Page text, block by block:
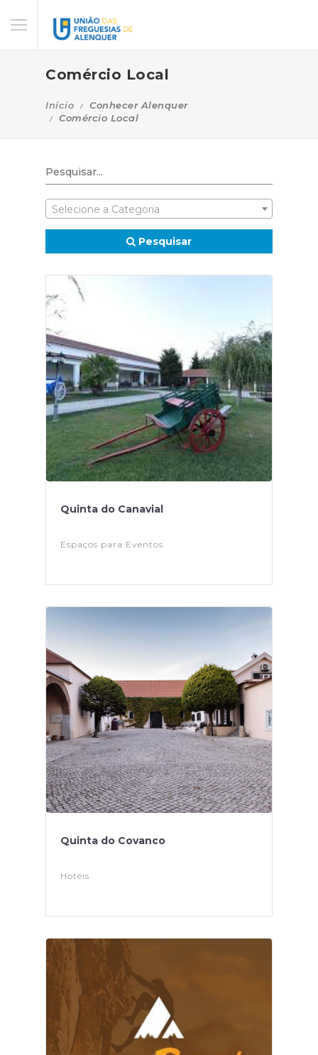
Comércio Local
Início
Conhecer Alenquer
Comércio Local
Selecione a Categoria
Pesquisar
Quinta do Canavial
Espaços para Eventos
Quinta do Covanco
Hotéis